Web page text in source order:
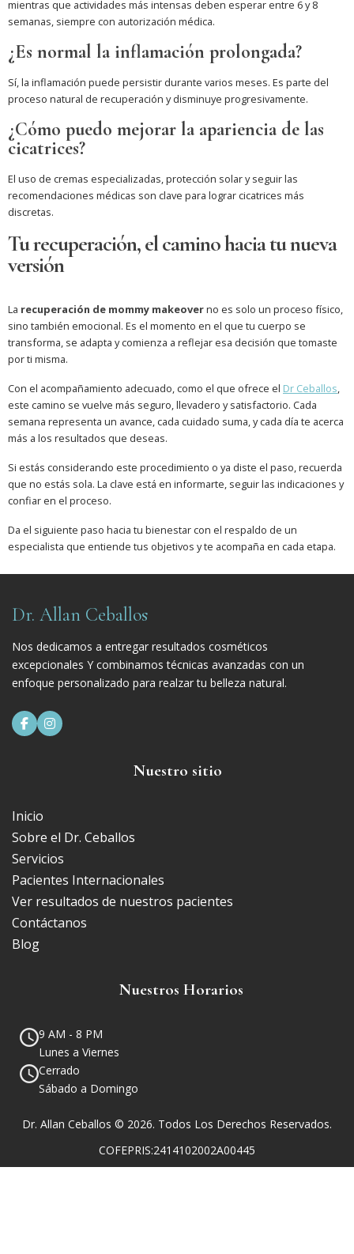
mientras que actividades más intensas deben esperar entre 6 y 8
semanas, siempre con autorización médica.
¿Es normal la inflamación prolongada?
Sí, la inflamación puede persistir durante varios meses. Es parte del
proceso natural de recuperación y disminuye progresivamente.
¿Cómo puedo mejorar la apariencia de las
cicatrices?
El uso de cremas especializadas, protección solar y seguir las
recomendaciones médicas son clave para lograr cicatrices más
discretas.
Tu recuperación, el camino hacia tu nueva
versión
La recuperación de mommy makeoverno es solo un proceso físico,
sino también emocional. Es el momento en el que tu cuerpo se
transforma, se adapta y comienza a reflejar esa decisión que tomaste
por ti misma.
Con el acompañamiento adecuado, como el que ofrece el Dr Ceballos,
este camino se vuelve más seguro, llevadero y satisfactorio. Cada
semana representa un avance, cada cuidado suma, y cada día te acerca
más a los resultados que deseas.
Si estás considerando este procedimiento o ya diste el paso, recuerda
que no estás sola. La clave está en informarte, seguir las indicaciones y
confiar en el proceso.
Da el siguiente paso hacia tu bienestar con el respaldo de un
especialista que entiende tus objetivos y te acompaña en cada etapa.
Dr. Allan Ceballos
Nos dedicamos a entregar resultados cosméticos
excepcionales Y combinamos técnicas avanzadas con un
enfoque personalizado para realzar tu belleza natural.
 
Nuestro sitio
Inicio
Sobre el Dr. Ceballos
Servicios
Pacientes Internacionales
Ver resultados de nuestros pacientes
Contáctanos
Blog
Nuestros Horarios
9 AM - 8 PM
Lunes a Viernes
Cerrado
Sábado a Domingo
Dr. Allan Ceballos © 2026. Todos Los Derechos Reservados.
COFEPRIS:2414102002A00445